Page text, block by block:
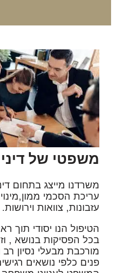
משפטי של
משרדנו מייצג בתחום
עריכת הסכמי ממון,מינוי
עזבונות, צוואות וירושות.
הטיפול הנו יסודי תוך
בכל הפסיקות בנושא ,
מורכבת מבעלי נסיון רב
פנים כלפי נושאים